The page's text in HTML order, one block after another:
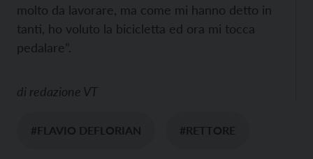
molto da lavorare, ma come mi hanno detto in
tanti, ho voluto la bicicletta ed ora mi tocca
pedalare”.
di redazione VT
#FLAVIO DEFLORIAN #RETTORE